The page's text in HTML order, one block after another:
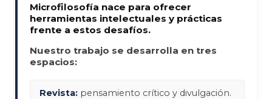
Microfilosofía nace para ofrecer
herramientas intelectuales y prácticas
frente a estos desafíos.
Nuestro trabajo se desarrolla en tres
espacios:
Revista: pensamiento crítico y divulgación.